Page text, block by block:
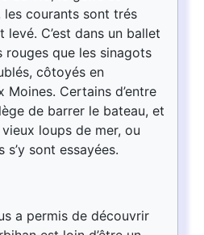
courants sont trés
C’est dans un ballet
rouges que les sinagots
côtoyés en
Moines. Certains d’entre
de barrer le bateau, et
loups de mer, ou
sont essayées.
a permis de découvrir